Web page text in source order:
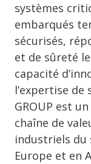
systèmes
embarqués
sécurisés,
et de sûreté
capacité
l’expertise de
GROUP est
chaîne de
industriels du
Europe et en